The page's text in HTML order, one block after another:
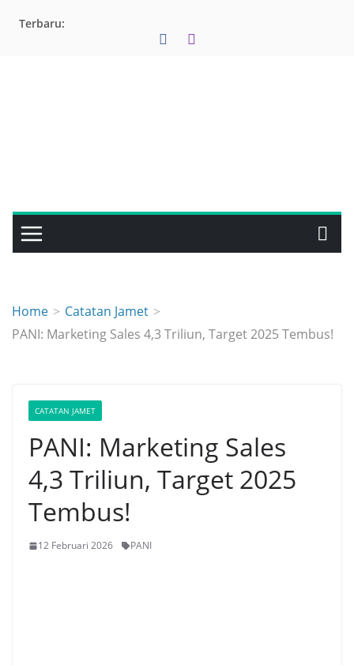
Terbaru:
Home
Catatan Jamet
PANI: Marketing Sales 4,3 Triliun, Target 2025 Tembus!
CATATAN JAMET
PANI: Marketing Sales
4,3 Triliun, Target 2025
Tembus!
12 Februari 2026 PANI